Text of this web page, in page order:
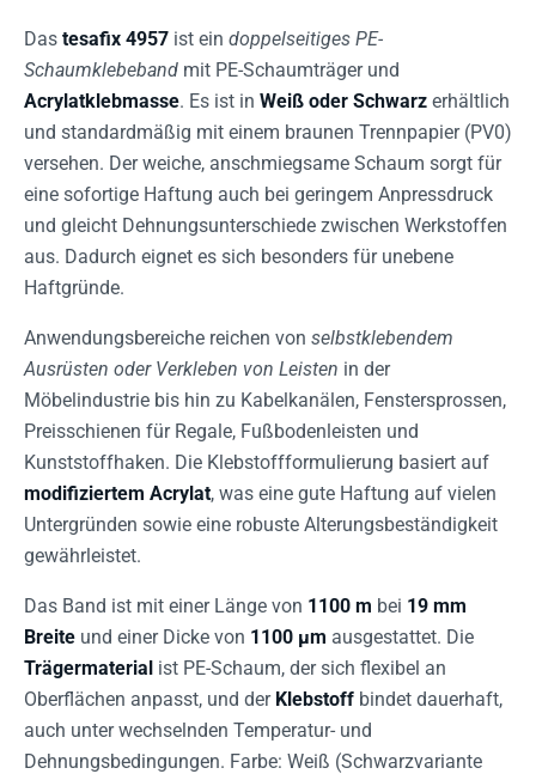
Das tesafix 4957 ist ein doppelseitiges PE-
Schaumklebeband mit PE-Schaumträger und
Acrylatklebmasse. Es ist in Weiß oder Schwarz erhältlich
und standardmäßig mit einem braunen Trennpapier (PV0)
versehen. Der weiche, anschmiegsame Schaum sorgt für
eine sofortige Haftung auch bei geringem Anpressdruck
und gleicht Dehnungsunterschiede zwischen Werkstoffen
aus. Dadurch eignet es sich besonders für unebene
Haftgründe.
Anwendungsbereiche reichen von selbstklebendem
Ausrüsten oder Verkleben von Leisten in der
Möbelindustrie bis hin zu Kabelkanälen, Fenstersprossen,
Preisschienen für Regale, Fußbodenleisten und
Kunststoffhaken. Die Klebstoffformulierung basiert auf
modifiziertem Acrylat, was eine gute Haftung auf vielen
Untergründen sowie eine robuste Alterungsbeständigkeit
gewährleistet.
Das Band ist mit einer Länge von 1100 m bei 19 mm
Breite und einer Dicke von 1100 µm ausgestattet. Die
Trägermaterial ist PE-Schaum, der sich flexibel an
Oberflächen anpasst, und der Klebstoff bindet dauerhaft,
auch unter wechselnden Temperatur- und
Dehnungsbedingungen. Farbe: Weiß (Schwarzvariante